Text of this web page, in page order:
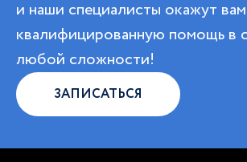
и наши специалисты окажут вам
квалифицированную помощь в
любой сложности!
ЗАПИСАТЬСЯ